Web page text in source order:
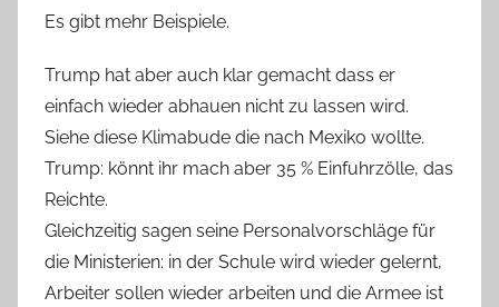
Es gibt mehr Beispiele.
Trump hat aber auch klar gemacht dass er
einfach wieder abhauen nicht zu lassen wird.
Siehe diese Klimabude die nach Mexiko wollte.
Trump: könnt ihr mach aber 35 % Einfuhrzölle, das
Reichte.
Gleichzeitig sagen seine Personalvorschläge für
die Ministerien: in der Schule wird wieder gelernt,
Arbeiter sollen wieder arbeiten und die Armee ist